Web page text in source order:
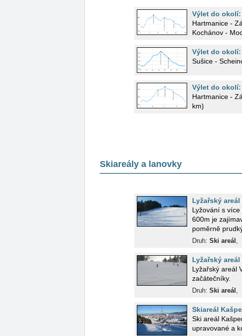
Výlet do okolí:
Hartmanice -
Kochánov -
Výlet do
Sušice -
Výlet do okolí:
Hartmanice -
km)
Skiareály a lanovky
Lyžařský
Lyžování s
600m je zajímavý svým
poměrně
Druh: Ski areál ,
Lyžařský areál
Lyžařský areál
začátečníky.
Druh: Ski areál ,
Skiareál
Ski areál
upravované a